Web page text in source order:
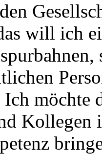
will ich
möchte